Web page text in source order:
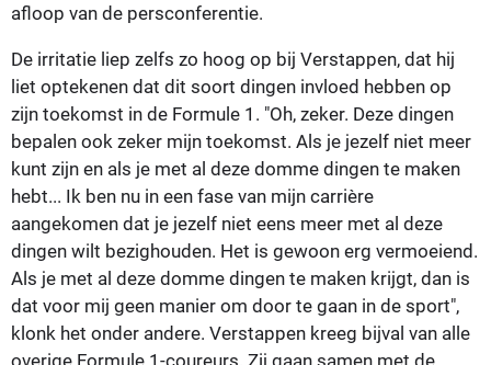
afloop van de persconferentie.
De irritatie liep zelfs zo hoog op bij Verstappen, dat hij
liet optekenen dat dit soort dingen invloed hebben op
zijn toekomst in de Formule 1. "Oh, zeker. Deze dingen
bepalen ook zeker mijn toekomst. Als je jezelf niet meer
kunt zijn en als je met al deze domme dingen te maken
hebt... Ik ben nu in een fase van mijn carrière
aangekomen dat je jezelf niet eens meer met al deze
dingen wilt bezighouden. Het is gewoon erg vermoeiend.
Als je met al deze domme dingen te maken krijgt, dan is
dat voor mij geen manier om door te gaan in de sport",
klonk het onder andere. Verstappen kreeg bijval van alle
overige Formule 1-coureurs. Zij gaan samen met de